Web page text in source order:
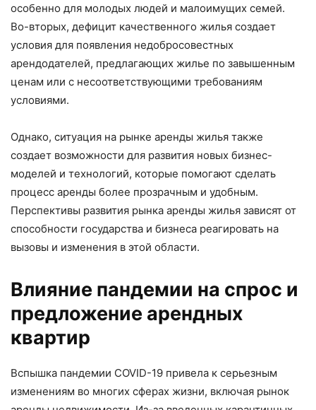
особенно для молодых людей и малоимущих семей.
Во-вторых, дефицит качественного жилья создает
условия для появления недобросовестных
арендодателей, предлагающих жилье по завышенным
ценам или с несоответствующими требованиям
условиями.
Однако, ситуация на рынке аренды жилья также
создает возможности для развития новых бизнес-
моделей и технологий, которые помогают сделать
процесс аренды более прозрачным и удобным.
Перспективы развития рынка аренды жилья зависят от
способности государства и бизнеса реагировать на
вызовы и изменения в этой области.
Влияние пандемии на спрос и
предложение арендных
квартир
Вспышка пандемии COVID-19 привела к серьезным
изменениям во многих сферах жизни, включая рынок